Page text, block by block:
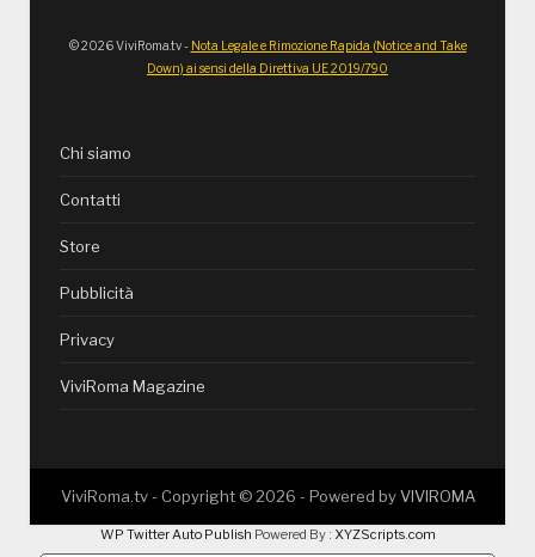
© 2026 ViviRoma.tv - Nota Legale e Rimozione Rapida (Notice and Take
Down) ai sensi della Direttiva UE 2019/790
Chi siamo
Contatti
Store
Pubblicità
Privacy
ViviRoma Magazine
ViviRoma.tv - Copyright © 2026 - Powered byVIVIROMA
WP Twitter Auto Publish Powered By : XYZScripts.com